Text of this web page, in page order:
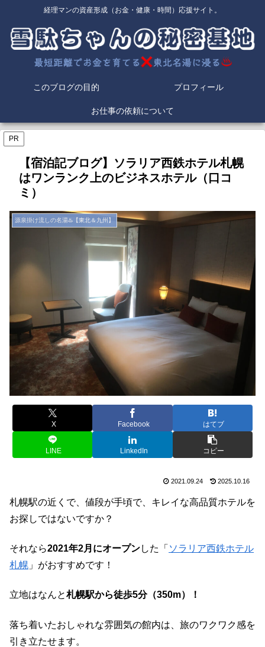
経理マンの資産形成（お金・健康・時間）応援サイト。
このブログの目的 プロフィール
お仕事の依頼について
PR
【宿泊記ブログ】ソラリア西鉄ホテル札幌
はワンランク上のビジネスホテル（口コ
ミ）
源泉掛け流しの名湯♨️【東北＆九州】
X Facebook はてブ
LINE LinkedIn コピー
2021.09.24 2025.10.16
札幌駅の近くで、値段が手頃で、キレイな高品質ホテルを
お探しではないですか？
それなら2021年2月にオープンした「 ソラリア西鉄ホテル
札幌 」がおすすめです！
立地はなんと札幌駅から徒歩5分（350m）！
落ち着いたおしゃれな雰囲気の館内は、旅のワクワク感を
引き立たせます。